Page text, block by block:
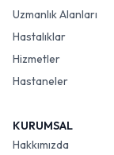
Uzmanlık Alanları
Hastalıklar
Hizmetler
Hastaneler
KURUMSAL
Hakkımızda